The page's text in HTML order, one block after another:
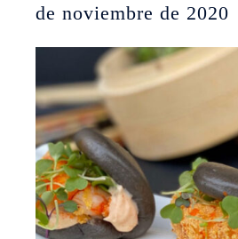
de noviembre de 2020